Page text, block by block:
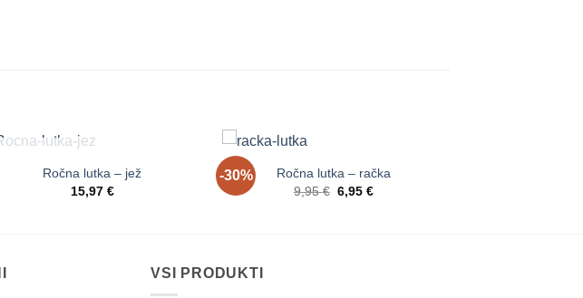
NI NA ZALOGI
Ročna lutka – jež
15,97 €
-30%
Ročna lutka – račka
9,95€ Izvirna
6,95€Trenutna
VSI PRODUKTI